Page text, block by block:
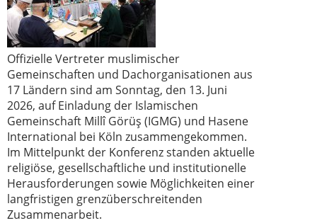
Offizielle Vertreter muslimischer
Gemeinschaften und Dachorganisationen aus
17 Ländern sind am Sonntag, den 13. Juni
2026, auf Einladung der Islamischen
Gemeinschaft Millî Görüş (IGMG) und Hasene
International bei Köln zusammengekommen.
Im Mittelpunkt der Konferenz standen aktuelle
religiöse, gesellschaftliche und institutionelle
Herausforderungen sowie Möglichkeiten einer
langfristigen grenzüberschreitenden
Zusammenarbeit.